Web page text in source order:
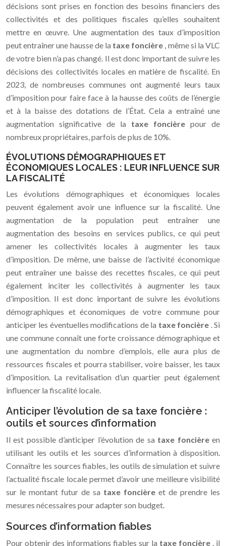
décisions sont prises en fonction des besoins financiers des
collectivités et des politiques fiscales qu’elles souhaitent
mettre en œuvre. Une augmentation des taux d’imposition
peut entraîner une hausse de la taxe foncière , même si la VLC
de votre bien n’a pas changé. Il est donc important de suivre les
décisions des collectivités locales en matière de fiscalité. En
2023, de nombreuses communes ont augmenté leurs taux
d’imposition pour faire face à la hausse des coûts de l’énergie
et à la baisse des dotations de l’État. Cela a entraîné une
augmentation significative de la taxe foncière pour de
nombreux propriétaires, parfois de plus de 10%.
ÉVOLUTIONS DÉMOGRAPHIQUES ET
ÉCONOMIQUES LOCALES : LEUR INFLUENCE SUR
LA FISCALITÉ
Les évolutions démographiques et économiques locales
peuvent également avoir une influence sur la fiscalité. Une
augmentation de la population peut entraîner une
augmentation des besoins en services publics, ce qui peut
amener les collectivités locales à augmenter les taux
d’imposition. De même, une baisse de l’activité économique
peut entraîner une baisse des recettes fiscales, ce qui peut
également inciter les collectivités à augmenter les taux
d’imposition. Il est donc important de suivre les évolutions
démographiques et économiques de votre commune pour
anticiper les éventuelles modifications de la taxe foncière . Si
une commune connaît une forte croissance démographique et
une augmentation du nombre d’emplois, elle aura plus de
ressources fiscales et pourra stabiliser, voire baisser, les taux
d’imposition. La revitalisation d’un quartier peut également
influencer la fiscalité locale.
Anticiper l’évolution de sa taxe foncière :
outils et sources d’information
Il est possible d’anticiper l’évolution de sa taxe foncièreen
utilisant les outils et les sources d’information à disposition.
Connaître les sources fiables, les outils de simulation et suivre
l’actualité fiscale locale permet d’avoir une meilleure visibilité
sur le montant futur de sa taxe foncière et de prendre les
mesures nécessaires pour adapter son budget.
Sources d’information fiables
Pour obtenir des informations fiables sur la taxe foncière , il